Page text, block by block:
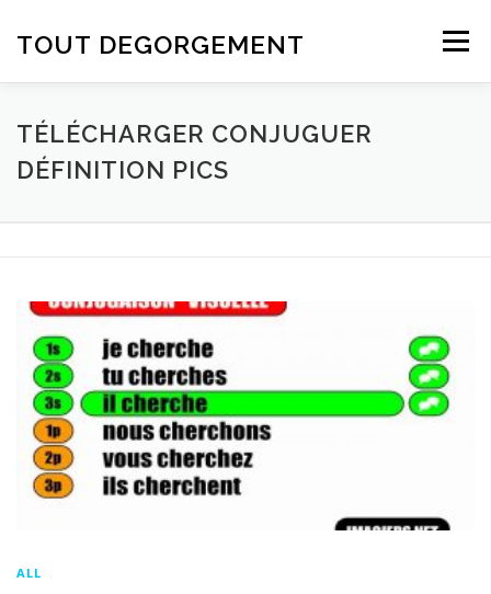
TOUT DEGORGEMENT Menu
TÉLÉCHARGER CONJUGUER
DÉFINITION PICS
ALL